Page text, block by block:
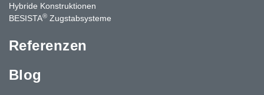
Hybride Konstruktionen
BESISTA® Zugstabsysteme
Referenzen
Blog